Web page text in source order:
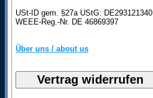
USt-ID gem. §27a UStG: DE293121340
WEEE-Reg.-Nr. DE 46869397
Über uns / about us